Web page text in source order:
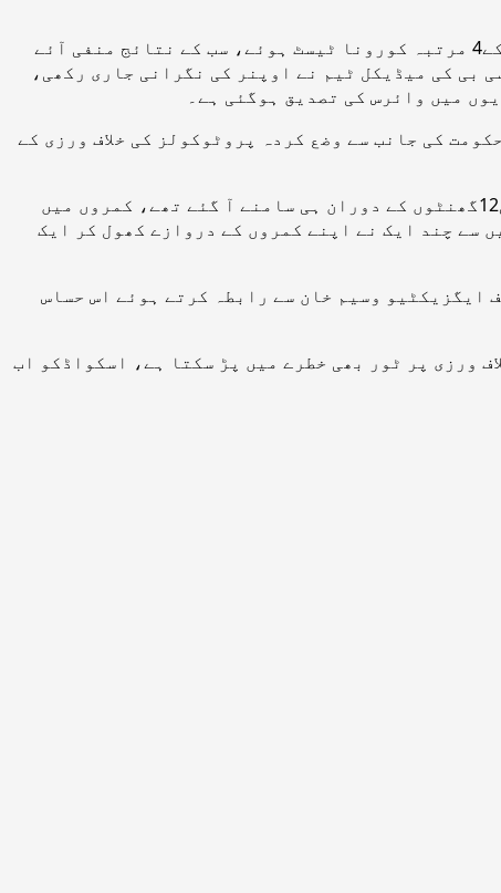
یہاں یہ امر قابل ذکر ہے کہ پاکستانی اسکواڈ کی نیوزی لینڈ روانگی سے قبل تمام کھلاڑیوں اور کوچنگ اسٹاف کے4 مرتبہ کورونا ٹیسٹ ہوئے، سب کے نتائج منفی آئے
بی کی میڈیکل ٹیم نے اوپنر کی نگرانی جاری رکھی،
کی جانب سے وضع کردہ پروٹوکولز کی خلاف ورزی کے
ذرائع کے مطابق ایس اوپیزکو نظر انداز کیے جانے کے کم از کم2واقعات ٹیم کے نیوزی لینڈ پہنچنے کے ابتدائی12گھنٹوں کے دوران ہی سامنے آ گئے تھے، کمروں میں
سے چند ایک نے اپنے کمروں کے دروازے کھول کر ایک
نے جمعرات کی صبح پاکستانی وقت کے مطابق 5بجے پی سی بی کے چیف ایگزیکٹیو وسیم خان سے رابطہ کرتے ہوئے اس حساس
ورزی پر ٹور بھی خطرے میں پڑ سکتا ہے، اسکواڈکو اب